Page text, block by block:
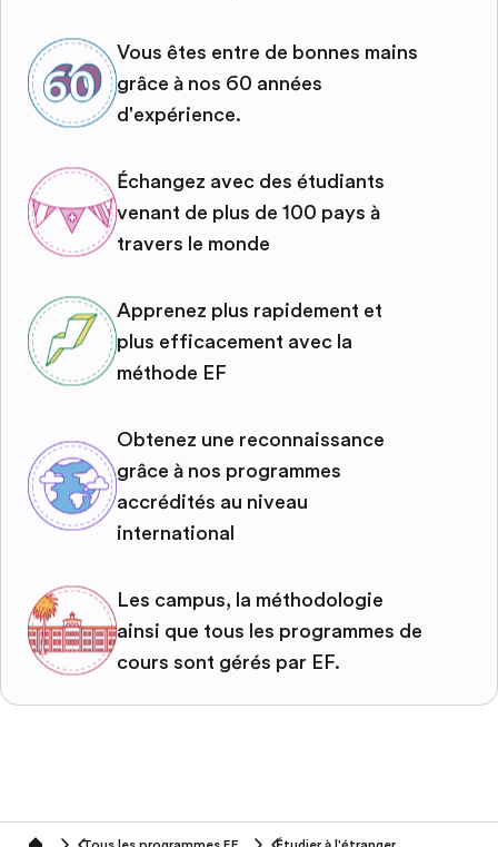
Vous êtes entre de bonnes mains
grâce à nos 60 années
d'expérience.
Échangez avec des étudiants
venant de plus de 100 pays à
travers le monde
Apprenez plus rapidement et
plus efficacement avec la
méthode EF
Obtenez une reconnaissance
grâce à nos programmes
accrédités au niveau
international
Les campus, la méthodologie
ainsi que tous les programmes de
cours sont gérés par EF.